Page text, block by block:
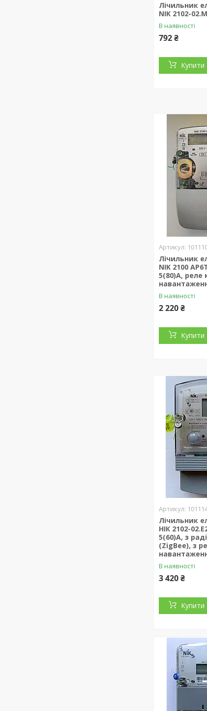
Лічильник
NIK 2102-
В наявності
792 ₴
Купити
Лічильник
NIK 2100
5(80)А, реле
В наявності
2 220 ₴
Купити
Лічильник
НІК 2102-
5(60)А, з
(ZigBee), з
В наявності
3 420 ₴
Купити